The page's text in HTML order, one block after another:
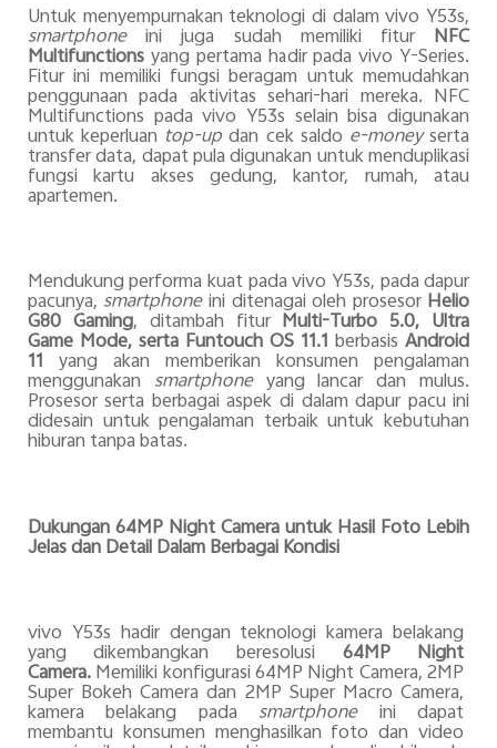
Untuk menyempurnakan teknologi di dalam vivo Y53s,
smartphoneini juga sudah memiliki fiturNFC
Multifunctionsyang pertama hadir pada vivo Y-Series.
Fitur ini memiliki fungsi beragam untuk memudahkan
penggunaan pada aktivitas sehari-hari mereka. NFC
Multifunctions pada vivo Y53s selain bisa digunakan
untuk keperluan top-up dan cek saldo e-moneyserta
transfer data, dapat pula digunakan untuk menduplikasi
fungsi kartu akses gedung, kantor, rumah, atau
apartemen.
Mendukung performa kuat pada vivo Y53s, pada dapur
pacunya, smartphoneini ditenagai oleh prosesor Helio
G80 Gaming, ditambah fitur Multi-Turbo 5.0, Ultra
Game Mode, serta Funtouch OS 11.1 berbasisAndroid
11 yang akan memberikan konsumen pengalaman
menggunakan smartphone yang lancar dan mulus.
Prosesor serta berbagai aspek di dalam dapur pacu ini
didesain untuk pengalaman terbaik untuk kebutuhan
hiburan tanpa batas.
Dukungan 64MP Night Camera untuk Hasil Foto Lebih
Jelas dan Detail Dalam Berbagai Kondisi
vivo Y53s hadir dengan teknologi kamera belakang
yang dikembangkan beresolusi 64MP Night
Camera.Memiliki konfigurasi 64MP Night Camera, 2MP
Super Bokeh Camera dan 2MP Super Macro Camera,
kamera belakang pada smartphone ini dapat
membantu konsumen menghasilkan foto dan video